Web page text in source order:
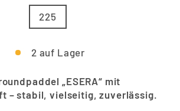
225
2 auf Lager
„ESERA“ mit
– stabil, vielseitig, zuverlässig.